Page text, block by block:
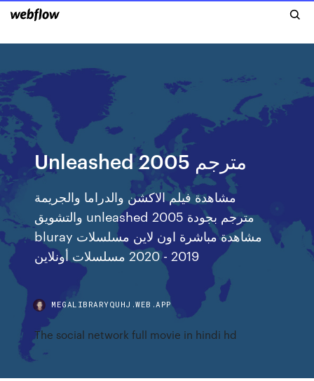
Unleashed 2005 مترجم
مشاهدة فيلم الاكشن والدراما والجريمة
والتشويق unleashed 2005 مترجم بجودة
bluray مشاهدة مباشرة اون لاين مسلسلات
2019 - 2020 مسلسلات أونلاين
MEGALIBRARYQUHJ.WEB.APP
The social network full movie in hindi hd